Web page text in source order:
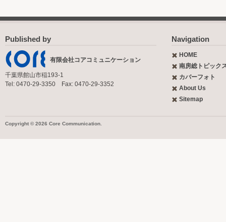
Published by
有限会社コアコミュニケーション
千葉県館山市稲193-1
Tel: 0470-29-3350 Fax: 0470-29-3352
Navigation
HOME
南房総トピック
カバーフォト
About Us
Sitemap
Copyright © 2026 Core Communication.